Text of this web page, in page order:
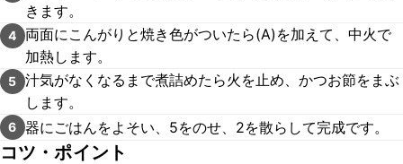
きます。
4
両面にこんがりと焼き色がついたら(A)を加えて、中火で
加熱します。
5 汁気がなくなるまで煮詰めたら火を止め、かつお節をまぶ
します。
6 器にごはんをよそい、5をのせ、2を散らして完成です。
コツ・ポイント